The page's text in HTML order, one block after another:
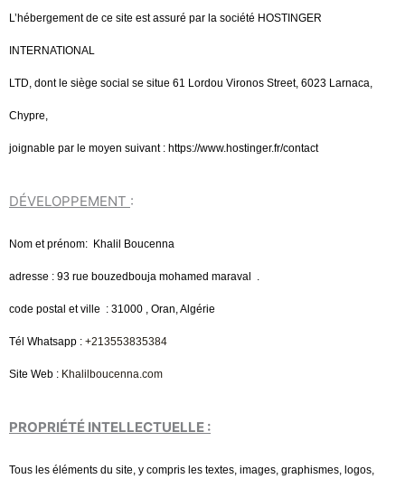
L’hébergement de ce site est assuré par la société HOSTINGER
INTERNATIONAL
LTD, dont le siège social se situe 61 Lordou Vironos Street, 6023 Larnaca,
Chypre,
joignable par le moyen suivant : https://www.hostinger.fr/contact
DÉVELOPPEMENT :
Nom et prénom: Khalil Boucenna
adresse : 93 rue bouzedbouja mohamed maraval .
code postal et ville : 31000 , Oran, Algérie
Tél Whatsapp : +213553835384
Site Web : Khalilboucenna.com
PROPRIÉTÉ INTELLECTUELLE :
Tous les éléments du site, y compris les textes, images, graphismes, logos,